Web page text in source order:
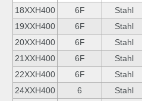
18XXH400 6F Stahl
19XXH400
6F Stahl
20XXH400
6F Stahl
21XXH400
6F Stahl
22XXH400
6F Stahl
24XXH400
6 Stahl